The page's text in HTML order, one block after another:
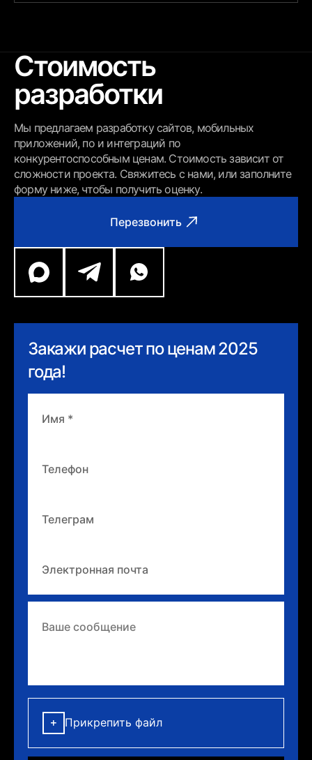
Перезвонить
Стоимость
разработки
Мы предлагаем разработку сайтов, мобильных
приложений, по и интеграций по
конкурентоспособным ценам. Стоимость зависит от
сложности проекта. Свяжитесь с нами, или заполните
форму ниже, чтобы получить оценку.
Закажи расчет по ценам 2025
года!
Прикрепить файл